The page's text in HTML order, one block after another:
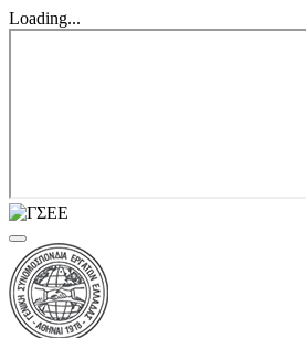
Loading...